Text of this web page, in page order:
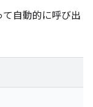
自動的に呼び出